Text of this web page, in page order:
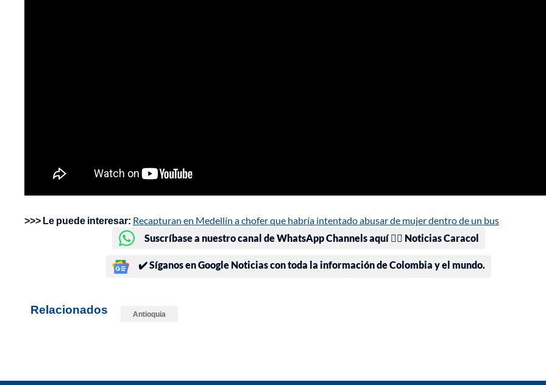
>>> Le puede interesar: Recapturan en Medellín a chofer que habría intentado abusar de mujer dentro de un bus
Suscríbase a nuestro canal de WhatsApp Channels aquí 👉🏻 Noticias Caracol
✔️ Síganos en Google Noticias con toda la información de Colombia y el mundo.
Relacionados Antioquia